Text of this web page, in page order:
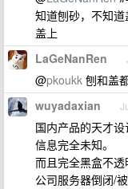
知道刨砂，不知
盖上
LaGeNanRen
@pkoukk 刨和盖
wuyadaxian
国内产品的天才
信息完全未知。
而且完全黑盒不透
公司服务器倒闭/